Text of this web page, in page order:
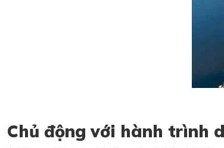
Chủ động với hành trình